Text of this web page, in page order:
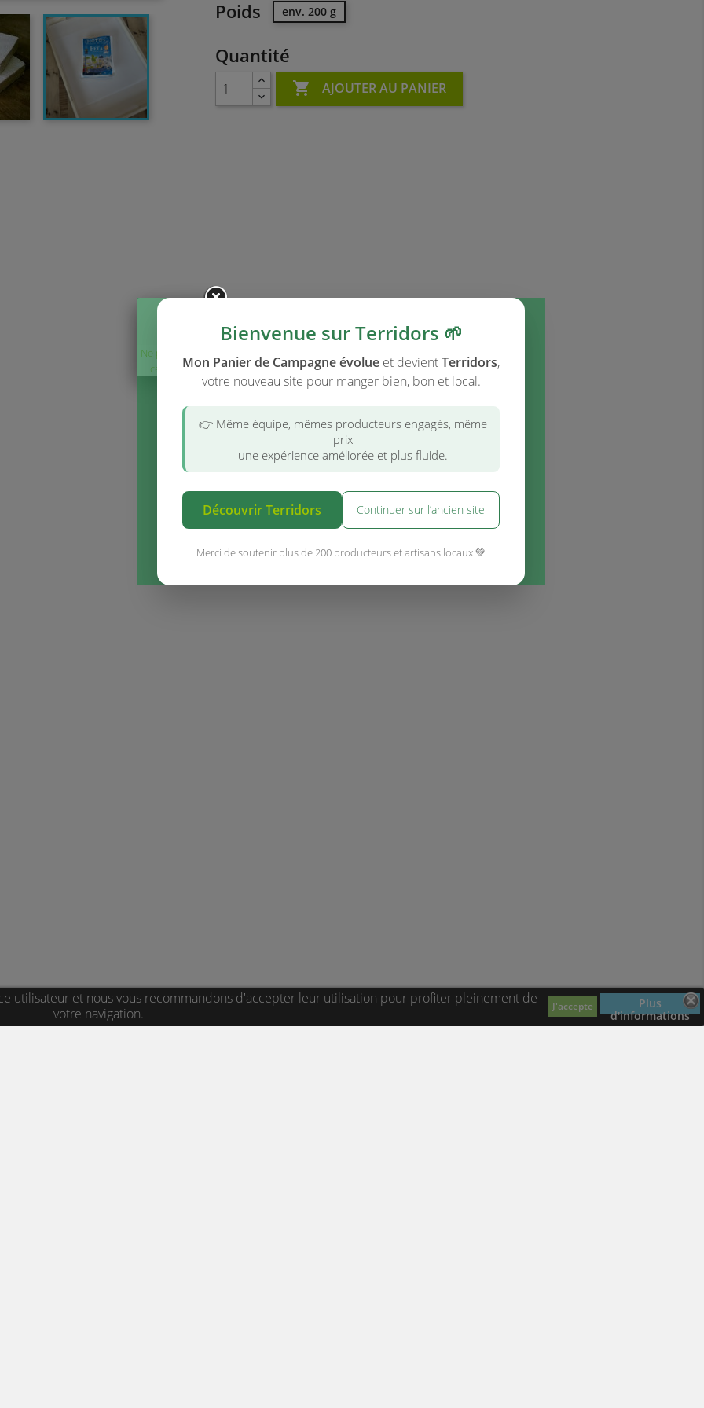
utilisateur et nous vous recommandons d'accepter leur utilisation pour profiter pleinement de
votre navigation.
J'accepte
Plus
d'informations
Poids env. 200 g
Quantité
 AJOUTER AU PANIER
Bienvenue sur Terridors 🌱
Mon Panier de Campagne évolue et devientTerridors,
votre nouveau site pour manger bien, bon et local.
👉 Même équipe, mêmes producteurs engagés, même
prix
une expérience améliorée et plus fluide.
Découvrir Terridors Continuer sur l’ancien site
Merci de soutenir plus de 200 producteurs et artisans locaux 💚
Ne plus afficher
ce message